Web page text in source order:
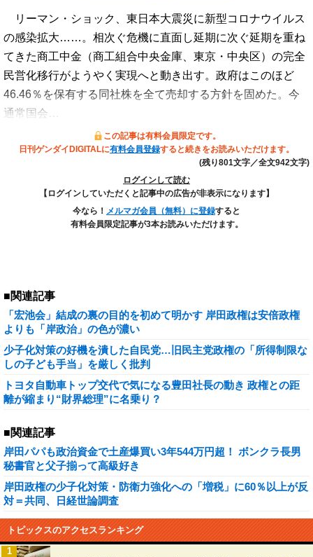
リーマン・ショック、東日本大震災に新型コロナウイルス
の感染拡大……。相次ぐ危機に直面し延期に次ぐ延期を重ね
てきた商工中金（商工組合中央金庫、東京・中央区）の完全
民営化移行がようやく実現へと動き出す。政府はこのほど
46.46％を保有する同社株を全て売却する方針を固めた。今
通常国会…
この記事は有料会員限定です。
日刊ゲンダイDIGITALに有料会員登録すると続きをお読みいただけます。
(残り801文字／全文942文字)
ログインして読む
【ログインしていただくと記事中の広告が非表示になります】
今なら！ メルマガ会員（無料）に登録すると
有料会員限定記事が3本お読みいただけます。
■関連記事
「宏池会」結成の裏の目的を初めて明かす 岸田政権は安倍政権
よりも「岸政治」の色が濃い
少子化対策の好機を潰した自民党…旧民主党政権の「所得制限な
しの子ども手当」を厳しく批判
トヨタ自動車トップ交代で気になる豊田社長の動き 政権との距
離が縮まり“財界総理”に名乗り？
■関連記事
岸田パパも政治資金で土産爆買い3年544万円超！ ボンクラ長男
秘書官と父子揃って高級好き
岸田政権の少子化対策・防衛力強化への「増税」に60％以上が反
対＝共同、日経世論調査
トピックスのアクセスランキング
1